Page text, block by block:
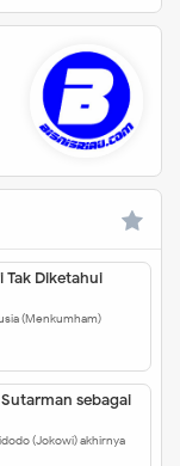
Tak Diketahui
(Menkumham)
sebagai
(Jokowi) akhirnya